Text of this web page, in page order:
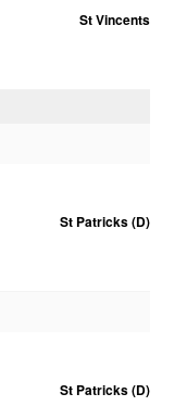
St Vincents
St Patricks (D)
St Patricks (D)